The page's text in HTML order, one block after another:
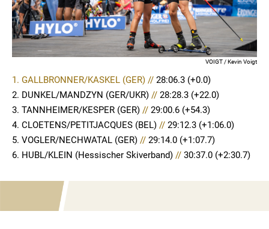
VOIGT / Kevin Voigt
1. GALLBRONNER/KASKEL (GER) // 28:06.3 (+0.0)
2. DUNKEL/MANDZYN (GER/UKR) //28:28.3 (+22.0)
3. TANNHEIMER/KESPER (GER) //29:00.6 (+54.3)
4. CLOETENS/PETITJACQUES (BEL) //29:12.3 (+1:06.0)
5. VOGLER/NECHWATAL (GER) //29:14.0 (+1:07.7)
6. HUBL/KLEIN (Hessischer Skiverband) //30:37.0 (+2:30.7)